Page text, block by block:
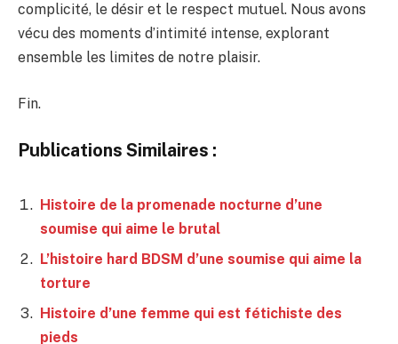
complicité, le désir et le respect mutuel. Nous avons
vécu des moments d’intimité intense, explorant
ensemble les limites de notre plaisir.
Fin.
Publications Similaires :
Histoire de la promenade nocturne d’une
soumise qui aime le brutal
L’histoire hard BDSM d’une soumise qui aime la
torture
Histoire d’une femme qui est fétichiste des
pieds